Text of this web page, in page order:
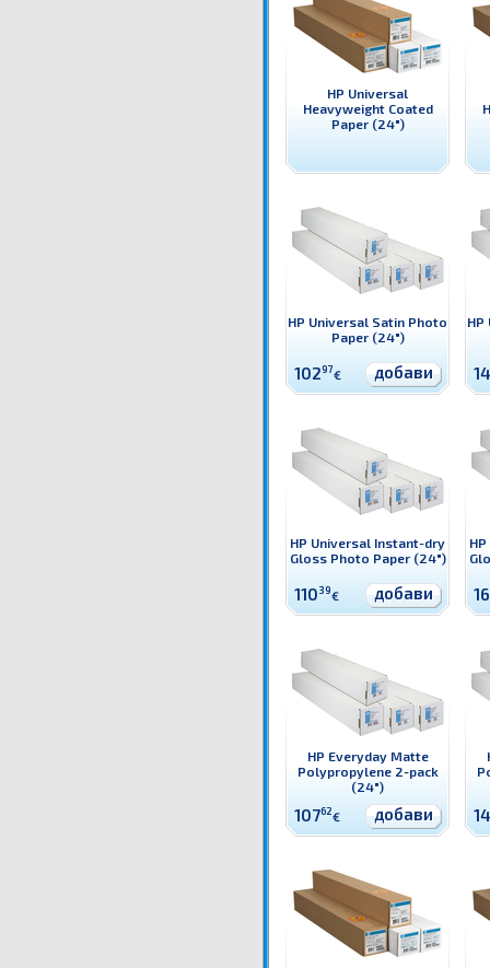
HP Universal
Heavyweight Coated
Paper (24")
HP Universal Satin Photo
Paper (24")
10297€ добави
HP Universal Instant-dry
Gloss Photo Paper (24")
11039€ добави
HP Everyday Matte
Polypropylene 2-pack
(24")
10762€ добави